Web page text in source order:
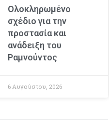
Ολοκληρωμένο
σχέδιο για την
προστασία και
ανάδειξη του
Ραμνούντος
6 Αυγούστου, 2026